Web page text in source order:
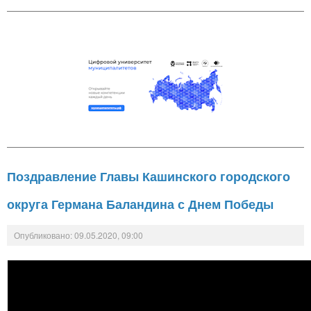
Поздравление Главы Кашинского городского
округа Германа Баландина с Днем Победы
Опубликовано: 09.05.2020, 09:00